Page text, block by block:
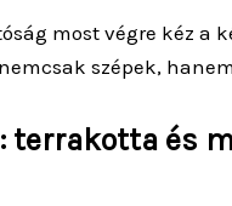
most végre kéz a
szépek,
terrakotta és